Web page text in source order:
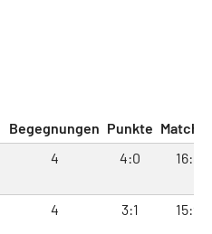
Begegnungen Punkte
4 4:0 16:8
4 3:1 15:9